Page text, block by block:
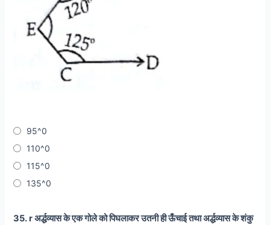
95^0
110^0
115^0
135^0
35. r अर्द्धव्यास के एक गोले को पिघलाकर उतनी ही ऊँचाई तथा अर्द्धव्यास के शंकु